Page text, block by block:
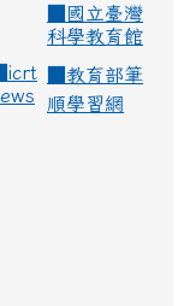
國立臺灣
科學教育館
icrt
教育部筆
順學習網